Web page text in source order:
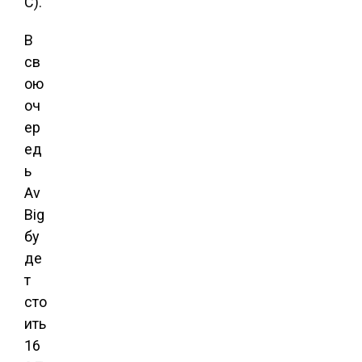
В
св
ою
оч
ер
ед
ь
Av
Big
бу
де
т
сто
ить
16